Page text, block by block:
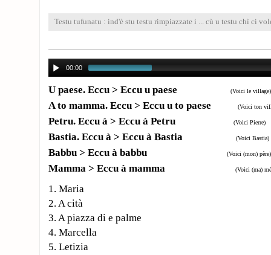
Testu tufunatu : ind'è stu testu rimpiazzate i ... cù u testu chì ci
00:00
U paese. Eccu > Eccu u paese (Voici le village)
A to mamma. Eccu > Eccu u to paese (Voici ton
Petru. Eccu à > Eccu à Petru (Voici Pierre)
Bastia. Eccu à > Eccu à Bastia (Voici Bastia)
Babbu > Eccu à babbu (Voici (mon) père)
Mamma > Eccu à mamma (Voici (ma)
1. Maria
2. A cità
3. A piazza di e palme
4. Marcella
5. Letizia